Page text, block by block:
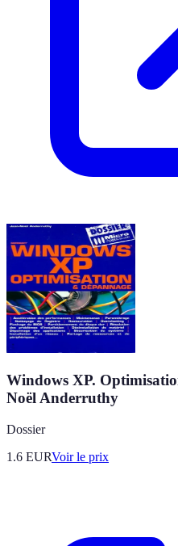
Windows XP.
Noël Anderruthy
Dossier
1.6 EURVoir le prix